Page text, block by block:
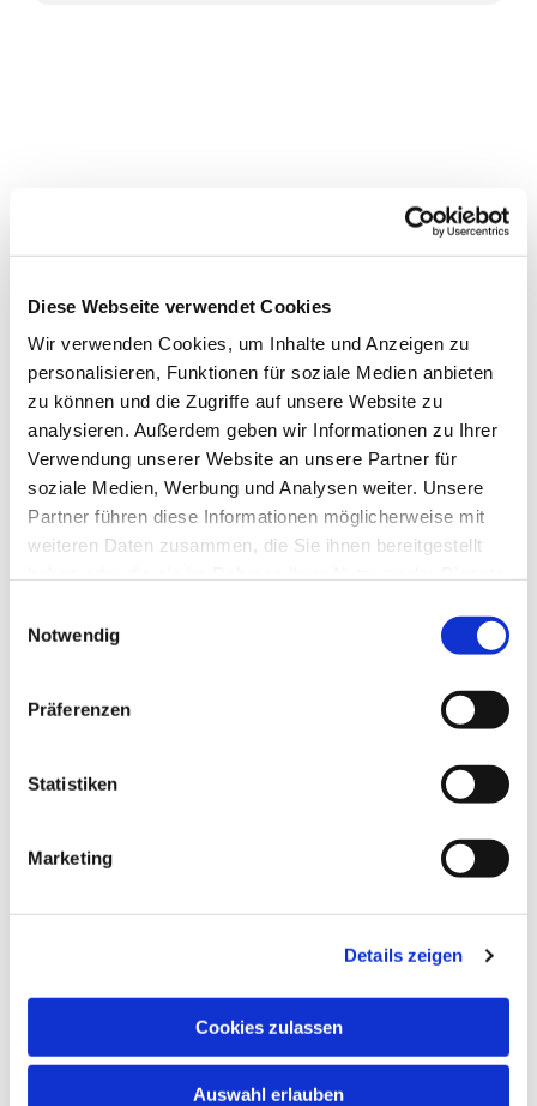
Diese Webseite verwendet Cookies
Wir verwenden Cookies, um Inhalte und Anzeigen zu
personalisieren, Funktionen für soziale Medien anbieten
zu können und die Zugriffe auf unsere Website zu
analysieren. Außerdem geben wir Informationen zu Ihrer
Verwendung unserer Website an unsere Partner für
soziale Medien, Werbung und Analysen weiter. Unsere
Partner führen diese Informationen möglicherweise mit
weiteren Daten zusammen, die Sie ihnen bereitgestellt
Notwendig
Präferenzen
Statistiken
Marketing
Details zeigen
Cookies zulassen
Auswahl erlauben
Dies könnte Sie auch
interessieren